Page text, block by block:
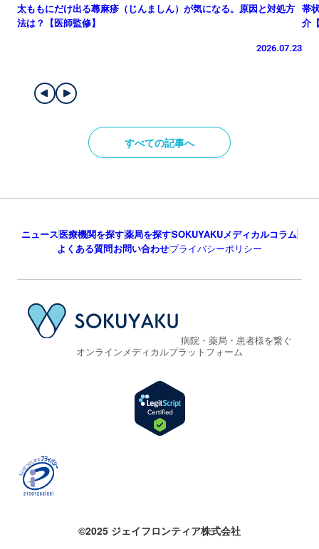
太ももにだけ出る蕁麻疹（じんましん）が気になる。原因と対処方
法は？【医師監修】
2026.07.23
帯
介
すべての記事へ
ニュース医療機関を探す薬局を探すSOKUYAKUメディカルコラム
よくある質問お問い合わせプライバシーポリシー
病院・薬局・患者様を繋ぐ
オンラインメディカルプラットフォーム
©2025 ジェイフロンティア株式会社